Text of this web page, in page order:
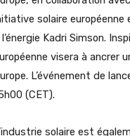
solaire européenne
l’énergie Kadri Simson.
visera à ancrer
L’événement de
(CET).
solaire est